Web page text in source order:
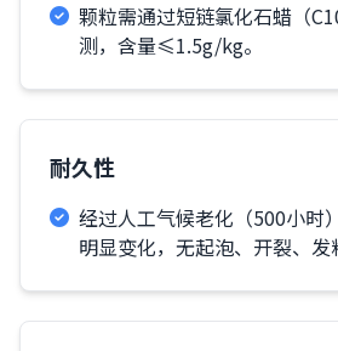
颗粒需通过短链氯化石蜡（
测，含量≤1.5g/kg。
耐久性
经过人工气候老化（500小时
明显变化，无起泡、开裂、发